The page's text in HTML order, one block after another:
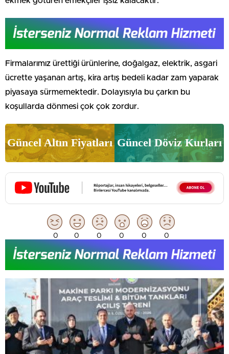
Firmalarımız ürettiği ürünlerine, doğalgaz, elektrik, asgari
ücrette yaşanan artış, kira artış bedeli kadar zam yaparak
piyasaya sürmemektedir. Dolayısıyla bu çarkın bu
koşullarda dönmesi çok çok zordur.
Güncel Altın Fiyatları Güncel Döviz Kurları
0 0 0 0 0 0